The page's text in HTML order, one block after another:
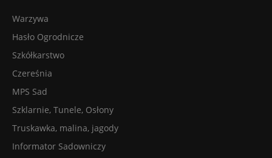
Warzywa
Hasło Ogrodnicze
Szkółkarstwo
Czereśnia
MPS Sad
Szklarnie, Tunele, Osłony
Truskawka, malina, jagody
Informator Sadowniczy